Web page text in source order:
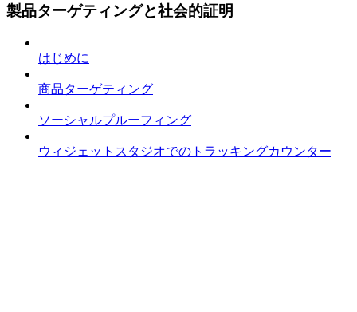
製品ターゲティングと社会的証明
はじめに
商品ターゲティング
ソーシャルプルーフィング
ウィジェットスタジオでのトラッキングカウンター